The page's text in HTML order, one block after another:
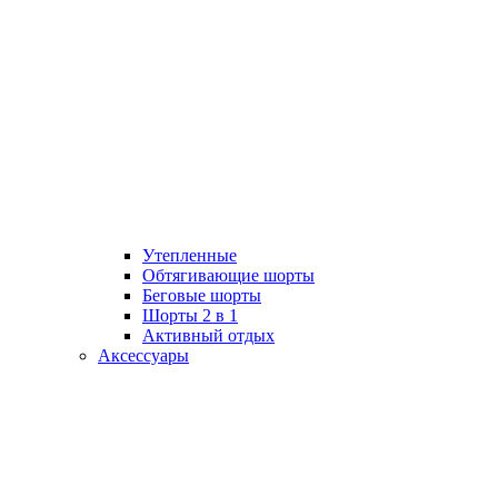
Утепленные
Обтягивающие шорты
Беговые шорты
Шорты 2 в 1
Активный отдых
Аксессуары